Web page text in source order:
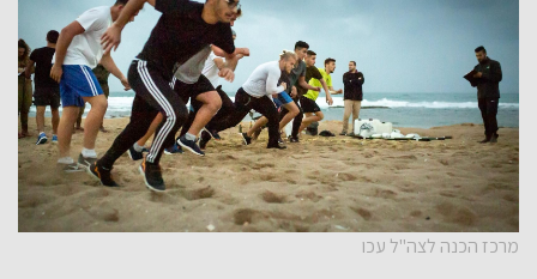
מרכז הכנה לצה"ל עכו